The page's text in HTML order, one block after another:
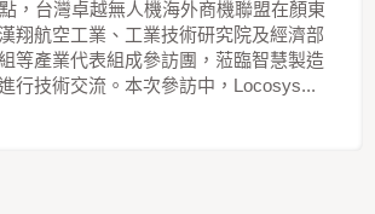
，台灣卓越無人機海外商機聯盟在顏東
翔航空工業、工業技術研究院及經濟部
等產業代表組成參訪團，蒞臨智慧製造
行技術交流。本次參訪中，Locosys...